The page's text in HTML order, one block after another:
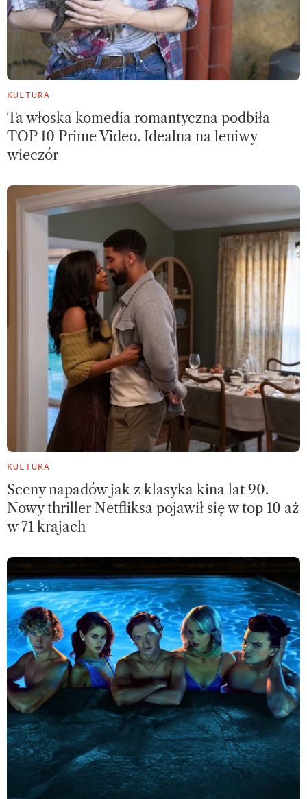
KULTURA
Ta włoska komedia romantyczna podbiła
TOP 10 Prime Video. Idealna na leniwy
wieczór
KULTURA
Sceny napadów jak z klasyka kina lat 90.
Nowy thriller Netfliksa pojawił się w top 10 aż
w 71 krajach